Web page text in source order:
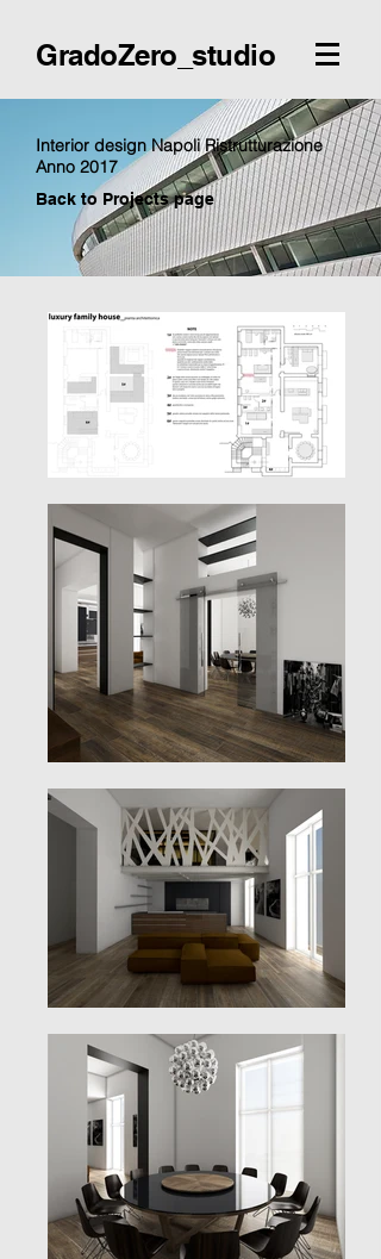
GradoZero_studio
Interior design Napoli Ristrutturazione
Anno 2017
Back to Projects page